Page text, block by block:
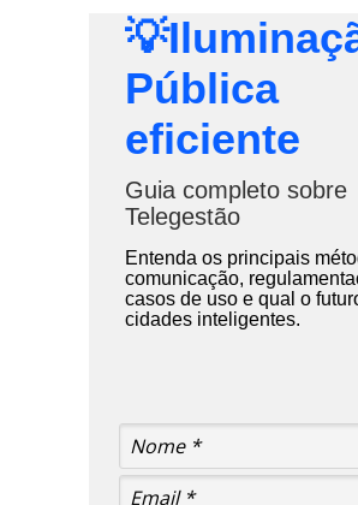
Pública
eficiente
Guia completo sobre
Telegestão
Entenda os principais
comunicação,
casos de uso e qual o
cidades inteligentes.